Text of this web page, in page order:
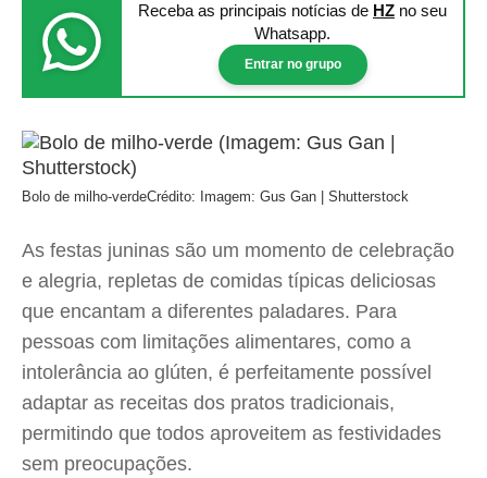
Receba as principais notícias de HZ no seu
Whatsapp.
Entrar no grupo
Bolo de milho-verdeCrédito: Imagem: Gus Gan | Shutterstock
As festas juninas são um momento de celebração
e alegria, repletas de comidas típicas deliciosas
que encantam a diferentes paladares. Para
pessoas com limitações alimentares, como a
intolerância ao glúten, é perfeitamente possível
adaptar as receitas dos pratos tradicionais,
permitindo que todos aproveitem as festividades
sem preocupações.